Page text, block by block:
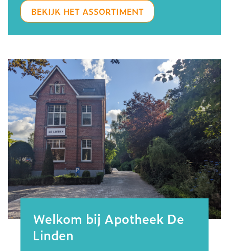
BEKIJK HET ASSORTIMENT
Welkom bij Apotheek De
Linden